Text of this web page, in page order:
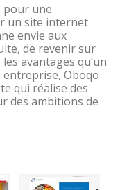
pour une
un site internet
envie aux
de revenir sur
avantages qu’un
Oboqo
qui réalise des
des ambitions de